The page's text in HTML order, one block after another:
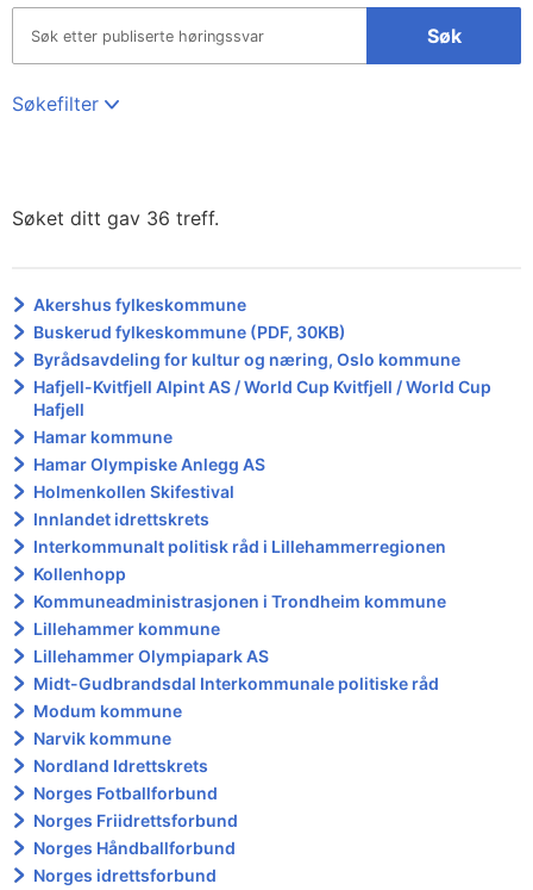
Søk
Søkefilter
Søket ditt gav 36 treff.
Akershus fylkeskommune
Buskerud fylkeskommune (PDF, 30KB)
Byrådsavdeling for kultur og næring, Oslo kommune
Hafjell-Kvitfjell Alpint AS / World Cup Kvitfjell / World Cup
Hafjell
Hamar kommune
Hamar Olympiske Anlegg AS
Holmenkollen Skifestival
Innlandet idrettskrets
Interkommunalt politisk råd i Lillehammerregionen
Kollenhopp
Kommuneadministrasjonen i Trondheim kommune
Lillehammer kommune
Lillehammer Olympiapark AS
Midt-Gudbrandsdal Interkommunale politiske råd
Modum kommune
Narvik kommune
Nordland Idrettskrets
Norges Fotballforbund
Norges Friidrettsforbund
Norges Håndballforbund
Norges idrettsforbund